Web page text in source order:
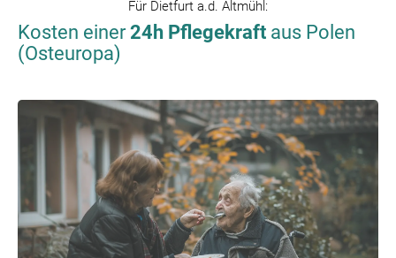
Für Dietfurt a.d. Altmühl :
Kosten einer24h Pflegekraft aus Polen
(Osteuropa)